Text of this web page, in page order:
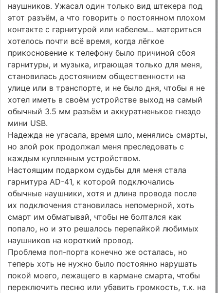
наушников. Ужасал один только вид штекера под
этот разъём, а что говорить о постоянном плохом
контакте с гарнитурой или кабелем... материться
хотелось почти всё время, когда лёгкое
прикосновение к телефону было причиной сбоя
гарнитуры, и музыка, играющая только для меня,
становилась достоянием общественности на
улице или в транспорте, и не было дня, чтобы я не
хотел иметь в своём устройстве выход на самый
обычный 3.5 мм разъём и аккуратненькое гнездо
мини USB.
Надежда не угасала, время шло, менялись смарты,
но злой рок продолжал меня преследовать с
каждым купленным устройством.
Настоящим подарком судьбы для меня стала
гарнитура AD-41, к которой подключались
обычные наушники, хотя и длина провода после
их подключения становилась непомерной, хоть
смарт им обматывай, чтобы не болтался как
попало, но и это решалось перепайкой любимых
наушников на короткий провод.
Проблема поп-порта конечно же осталась, но
теперь хоть не нужно было постоянно нарушать
покой моего, лежащего в кармане смарта, чтобы
переключить песню или убавить громкость, т.к. на